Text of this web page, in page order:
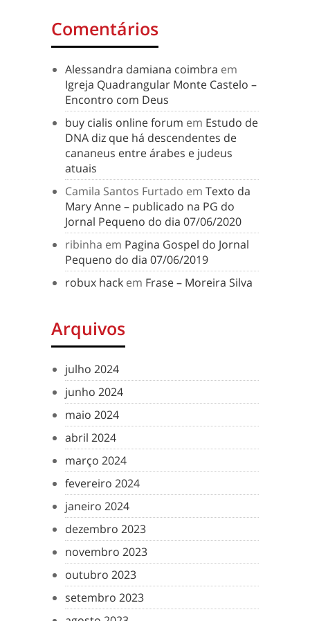
Comentários
Alessandra damiana coimbra em
Igreja Quadrangular Monte Castelo –
Encontro com Deus
buy cialis online forum em Estudo de
DNA diz que há descendentes de
cananeus entre árabes e judeus
atuais
Camila Santos Furtado em Texto da
Mary Anne – publicado na PG do
Jornal Pequeno do dia 07/06/2020
ribinha em Pagina Gospel do Jornal
Pequeno do dia 07/06/2019
robux hack em Frase – Moreira Silva
Arquivos
julho 2024
junho 2024
maio 2024
abril 2024
março 2024
fevereiro 2024
janeiro 2024
dezembro 2023
novembro 2023
outubro 2023
setembro 2023